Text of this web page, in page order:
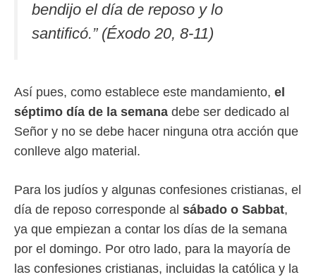
bendijo el día de reposo y lo
santificó.” (Éxodo 20, 8-11)
Así pues, como establece este mandamiento, el
séptimo día de la semana debe ser dedicado al
Señor y no se debe hacer ninguna otra acción que
conlleve algo material.
Para los judíos y algunas confesiones cristianas, el
día de reposo corresponde al sábado o Sabbat,
ya que empiezan a contar los días de la semana
por el domingo. Por otro lado, para la mayoría de
las confesiones cristianas, incluidas la católica y la